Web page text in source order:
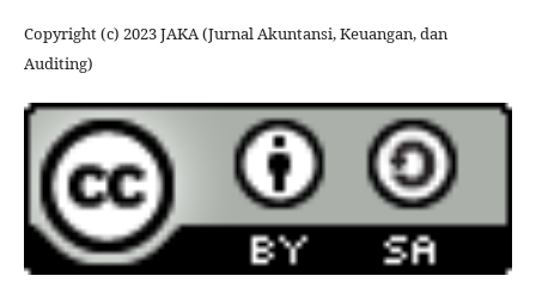
Copyright (c) 2023 JAKA (Jurnal Akuntansi, Keuangan, dan
Auditing)